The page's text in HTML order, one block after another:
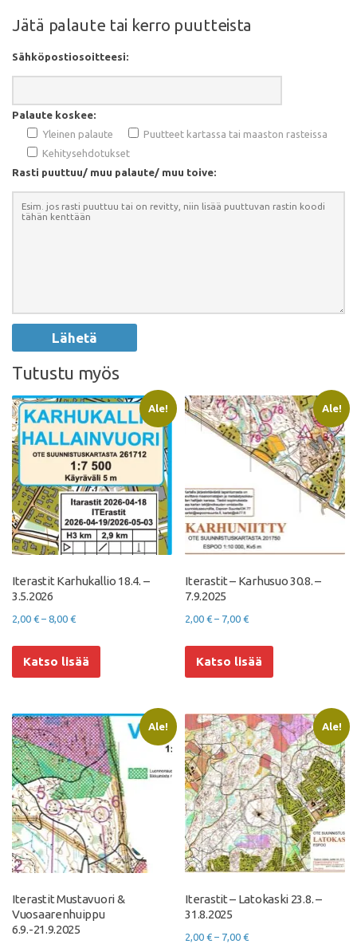
Jätä palaute tai kerro puutteista
Sähköpostiosoitteesi:
Palaute koskee:
Yleinen palaute
Puutteet kartassa tai maaston rasteissa
Kehitysehdotukset
Rasti puuttuu/ muu palaute/ muu toive:
Tutustu myös
Ale!
Iterastit Karhukallio 18.4. –
3.5.2026
2,00 € – 8,00 €Hintaluokka:
-
8,00 €
Katso lisää
on
muunnelma.
Voit
tehdä
valinnat
tuotteen
sivulla.
Ale!
Iterastit – Karhusuo 30.8. –
7.9.2025
2,00€ – 7,00€Hintaluokka:
-
7,00 €
Katso lisää
on
muunnelma.
Voit
tehdä
valinnat
tuotteen
sivulla.
Ale!
Iterastit Mustavuori &
Vuosaarenhuippu
6.9.-21.9.2025
Ale!
Iterastit – Latokaski 23.8. –
31.8.2025
2,00€ – 7,00€Hintaluokka: